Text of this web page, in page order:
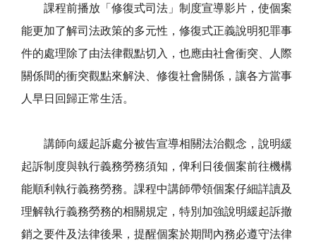
課程前播放「修復式司法」制度宣導影片，使個案
能更加了解司法政策的多元性，修復式正義說明犯罪事
件的處理除了由法律觀點切入，也應由社會衝突、人際
關係間的衝突觀點來解決、修復社會關係，讓各方當事
人早日回歸正常生活。
講師向緩起訴處分被告宣導相關法治觀念，說明緩
起訴制度與執行義務勞務須知，俾利日後個案前往機構
能順利執行義務勞務。課程中講師帶領個案仔細詳讀及
理解執行義務勞務的相關規定，特別加強說明緩起訴撤
銷之要件及法律後果，提醒個案於期間內務必遵守法律